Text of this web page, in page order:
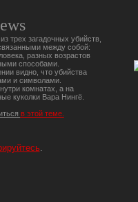
трех загадочных убийств,
между собой:
разных возрастов
способами.
видно, что убийства
и символами.
комнатах, а на
куколки Вара Нингё.
в этой теме.
.